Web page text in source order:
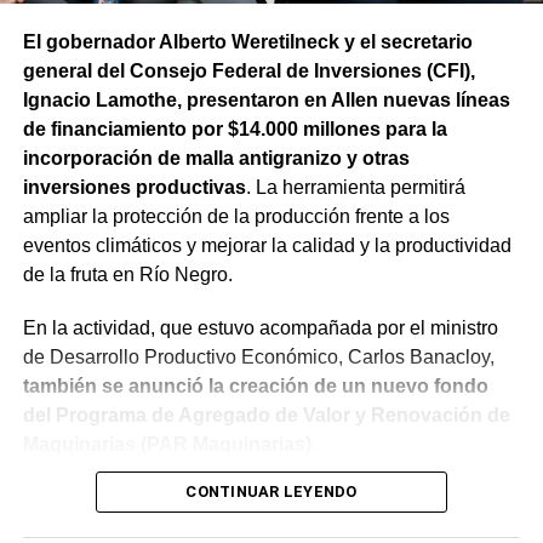
comprendidos en la emergencia agropecuaria.
El pago del Fondo Compensador se integra así a una
financiamiento e incorporación de infraestructura
preventiva. El objetivo es atender las consecuencias
El gobernador Alberto Weretilneck y el secretario
general del Consejo Federal de Inversiones (CFI),
Ignacio Lamothe, presentaron en Allen nuevas líneas
de financiamiento por $14.000 millones para la
incorporación de malla antigranizo y otras
inversiones productivas. La herramienta permitirá
ampliar la protección de la producción frente a los
eventos climáticos y mejorar la calidad y la productividad
de la fruta en Río Negro.
En la actividad, que estuvo acompañada por el ministro
de Desarrollo Productivo Económico, Carlos Banacloy,
también se anunció la creación de un nuevo fondo
del Programa de Agregado de Valor y Renovación de
En este marco, Weretilneck puso el foco en lo que el
CONTINUAR LEYENDO